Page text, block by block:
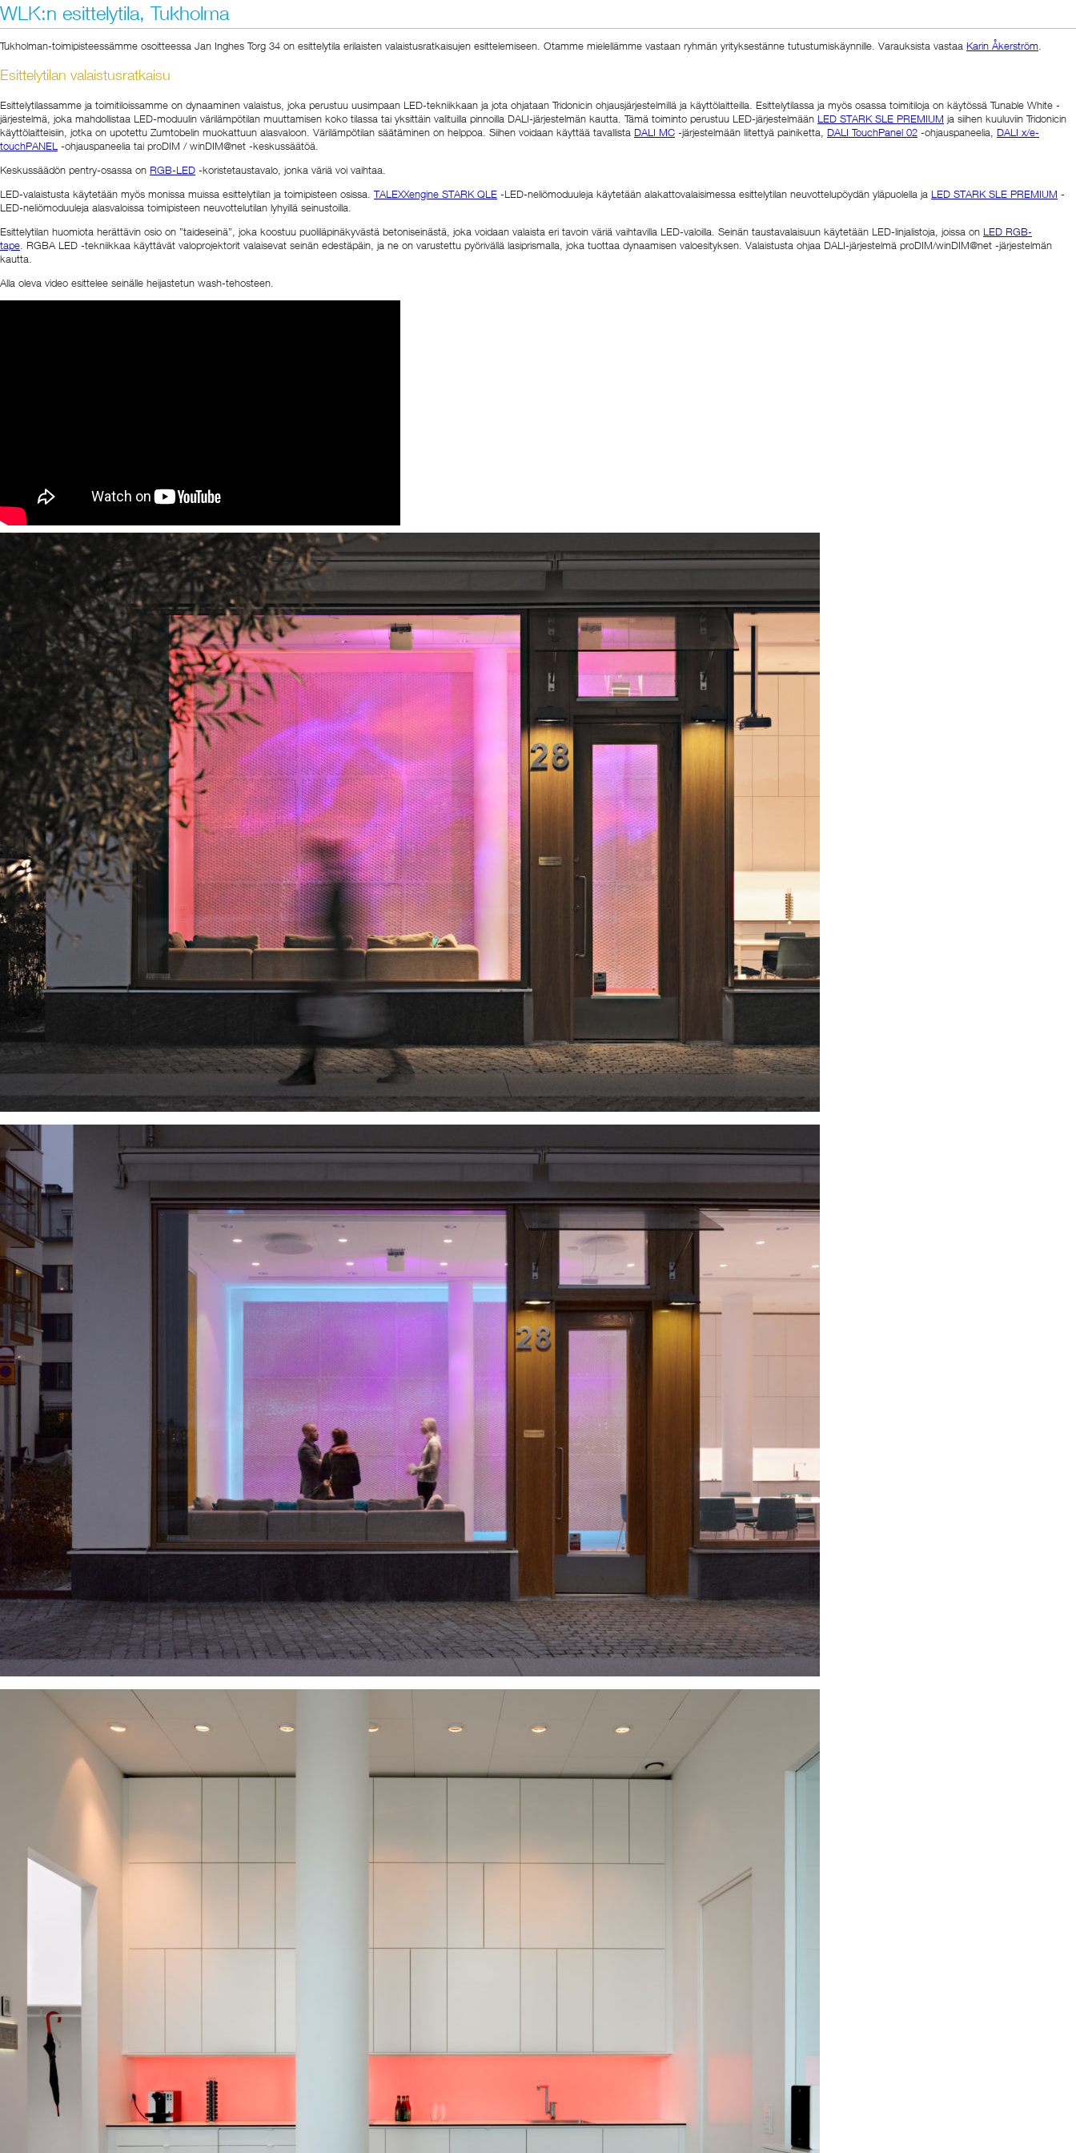
WLK:n esittelytila, Tukholma
Tukholman-toimipisteessämme osoitteessa Jan Inghes Torg 34 on esittelytila erilaisten valaistusratkaisujen esittelemiseen. Otamme mielellämme vastaan ryhmän yrityksestänne tutustumiskäynnille. Varauksista vastaa Karin Åkerström
Esittelytilan valaistusratkaisu
Esittelytilassamme ja toimitiloissamme on dynaaminen valaistus, joka perustuu uusimpaan LED-tekniikkaan ja jota ohjataan Tridonicin ohjausjärjestelmillä ja käyttölaitteilla. Esittelytilassa ja myös osassa toimitiloja on käytössä Tunable White -
järjestelmä, joka mahdollistaa LED-moduulin värilämpötilan muuttamisen koko tilassa tai yksittäin valituilla pinnoilla DALI-järjestelmän kautta. Tämä toiminto perustuu LED-järjestelmään LED STARK SLE PREMIUM ja siihen kuuluviin Tridonicin
käyttölaitteisiin, jotka on upotettu Zumtobelin muokattuun alasvaloon. Värilämpötilan säätäminen on helppoa. Siihen voidaan käyttää tavallista DALI MC -järjestelmään liitettyä painiketta, DALI TouchPanel 02 -ohjauspaneelia, DALI x/e-
touchPANEL -ohjauspaneelia tai proDIM / winDIM@net -keskussäätöä.
Keskussäädön pentry-osassa on RGB-LED -koristetaustavalo, jonka väriä voi vaihtaa.
LED-valaistusta käytetään myös monissa muissa esittelytilan ja toimipisteen osissa. TALEXXengine STARK QLE -LED-neliömoduuleja käytetään alakattovalaisimessa esittelytilan neuvottelupöydän yläpuolella ja LED STARK SLE PREMIUM -
LED-neliömoduuleja alasvaloissa toimipisteen neuvottelutilan lyhyillä seinustoilla.
Esittelytilan huomiota herättävin osio on ”taideseinä”, joka koostuu puoliläpinäkyvästä betoniseinästä, joka voidaan valaista eri tavoin väriä vaihtavilla LED-valoilla. Seinän taustavalaisuun käytetään LED-linjalistoja, joissa on LED RGB-
tape . RGBA LED -tekniikkaa käyttävät valoprojektorit valaisevat seinän edestäpäin, ja ne on varustettu pyörivällä lasiprismalla, joka tuottaa dynaamisen valoesityksen. Valaistusta ohjaa DALI-järjestelmä proDIM/winDIM@net -järjestelmän
kautta.
Alla oleva video esittelee seinälle heijastetun wash-tehosteen.